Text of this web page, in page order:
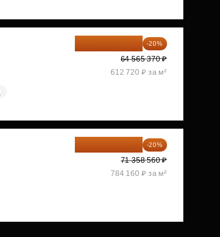
-20%
64 565 370 ₽
612 720 ₽ за м²
-20%
71 358 560 ₽
784 160 ₽ за м²